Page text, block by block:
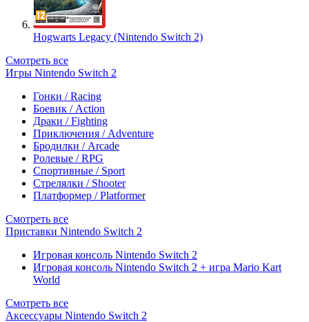
Hogwarts Legacy (Nintendo Switch 2)
Смотреть все
Игры Nintendo Switch 2
Гонки / Racing
Боевик / Action
Драки / Fighting
Приключения / Adventure
Бродилки / Arcade
Ролевые / RPG
Спортивные / Sport
Стрелялки / Shooter
Платформер / Platformer
Смотреть все
Приставки Nintendo Switch 2
Игровая консоль Nintendo Switch 2
Игровая консоль Nintendo Switch 2 + игра Mario Kart
World
Смотреть все
Аксессуары Nintendo Switch 2